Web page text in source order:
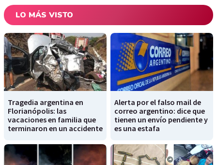
LO MÁS VISTO
Tragedia argentina en
Florianópolis: las
vacaciones en familia que
terminaron en un accidente
Alerta por el falso mail de
correo argentino: dice que
tienen un envío pendiente y
es una estafa